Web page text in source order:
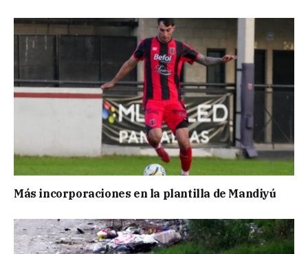
Más incorporaciones en la plantilla de Mandiyú